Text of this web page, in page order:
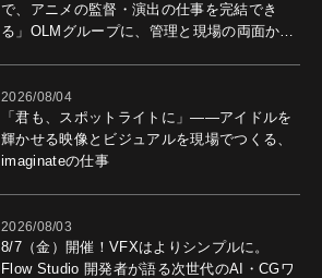
で、アニメの監督・演出の仕事を完結でき
る」OLMグループに、管理と現場の両面から
2026/08/04
「君も、スポットライトに」――アイドルを
輝かせる映像とビジュアルを現場でつくる、
imaginateの仕事
2026/08/03
8/7（金）開催！VFXはよりシンプルに。
Flow Studio 開発者が語る次世代のAI・CGワ